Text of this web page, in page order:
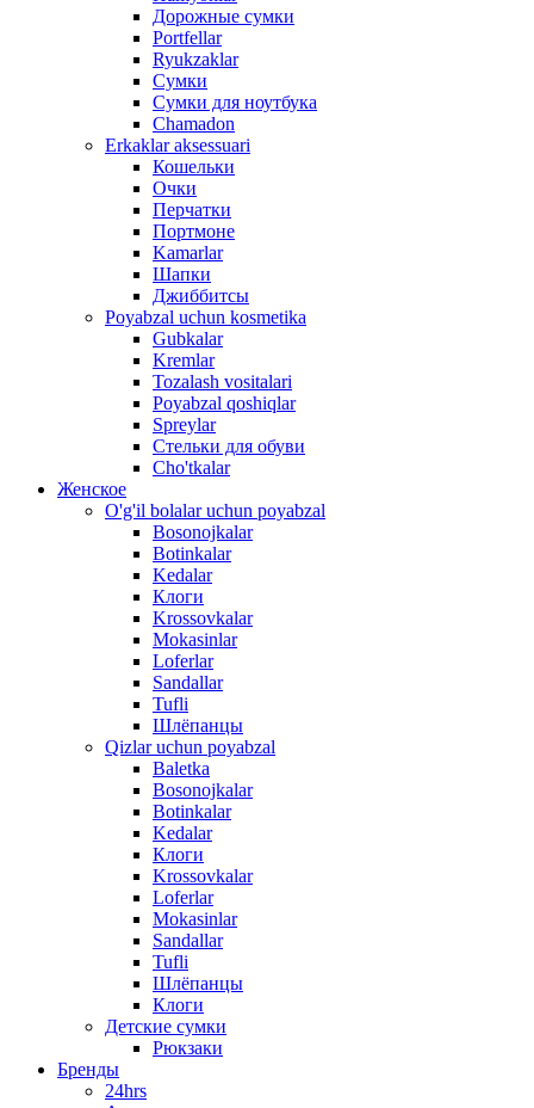
Дорожные сумки
Portfellar
Ryukzaklar
Сумки
Сумки для ноутбука
Chamadon
Erkaklar aksessuari
Кошельки
Очки
Перчатки
Портмоне
Kamarlar
Шапки
Джиббитсы
Poyabzal uchun kosmetika
Gubkalar
Kremlar
Tozalash vositalari
Poyabzal qoshiqlar
Spreylar
Стельки для обуви
Cho'tkalar
Женское
O'g'il bolalar uchun poyabzal
Bosonojkalar
Botinkalar
Kedalar
Клоги
Krossovkalar
Mokasinlar
Loferlar
Sandallar
Tufli
Шлёпанцы
Qizlar uchun poyabzal
Baletka
Bosonojkalar
Botinkalar
Kedalar
Клоги
Krossovkalar
Loferlar
Mokasinlar
Sandallar
Tufli
Шлёпанцы
Клоги
Детские сумки
Рюкзаки
Бренды
24hrs